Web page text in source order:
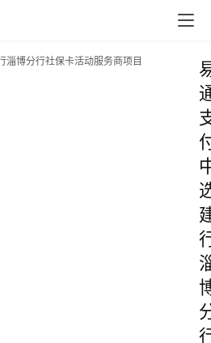
淄博分行社保卡活动服务商项目